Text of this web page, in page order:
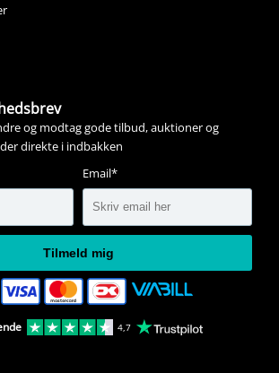
og modtag gode tilbud, auktioner og
direkte i indbakken
Email*
Tilmeld mig
4,7